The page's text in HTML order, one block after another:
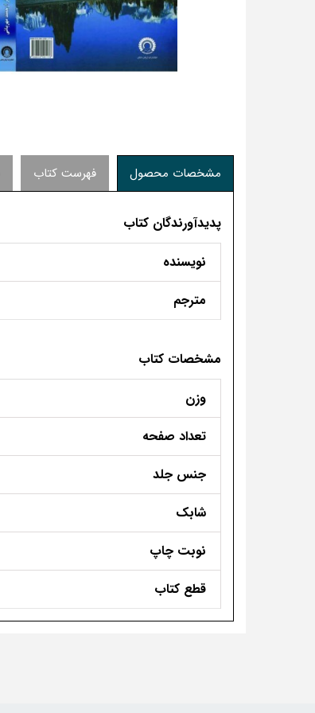
مشخصات محصول فهرست کتاب
پدیدآورندگان کتاب
نویسنده
مترجم
مشخصات کتاب
وزن
تعداد صفحه
جنس جلد
شابک
نوبت چاپ
قطع کتاب